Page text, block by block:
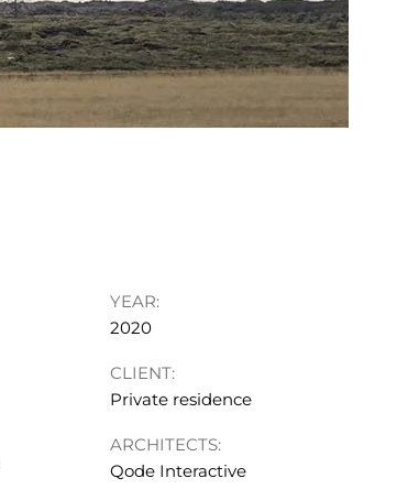
YEAR:
2020
CLIENT:
Private residence
ARCHITECTS:
Qode Interactive